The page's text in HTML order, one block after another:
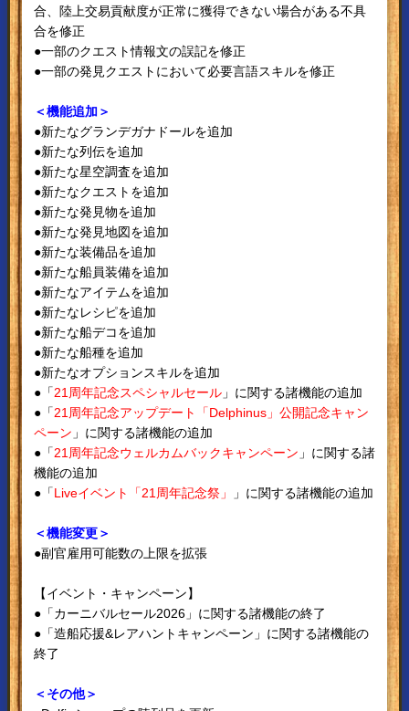
合、陸上交易貢献度が正常に獲得できない場合がある不具
合を修正
●一部のクエスト情報文の誤記を修正
●一部の発見クエストにおいて必要言語スキルを修正
＜機能追加＞
●新たなグランデガナドールを追加
●新たな列伝を追加
●新たな星空調査を追加
●新たなクエストを追加
●新たな発見物を追加
●新たな発見地図を追加
●新たな装備品を追加
●新たな船員装備を追加
●新たなアイテムを追加
●新たなレシピを追加
●新たな船デコを追加
●新たな船種を追加
●新たなオプションスキルを追加
●「21周年記念スペシャルセール」に関する諸機能の追加
●「21周年記念アップデート「Delphinus」公開記念キャン
ペーン 」に関する諸機能の追加
●「21周年記念ウェルカムバックキャンペーン 」に関する諸
機能の追加
●「Liveイベント「21周年記念祭」 」に関する諸機能の追加
＜機能変更＞
●副官雇用可能数の上限を拡張
【イベント・キャンペーン】
●「カーニバルセール2026」に関する諸機能の終了
●「造船応援&レアハントキャンペーン」に関する諸機能の
終了
＜その他＞